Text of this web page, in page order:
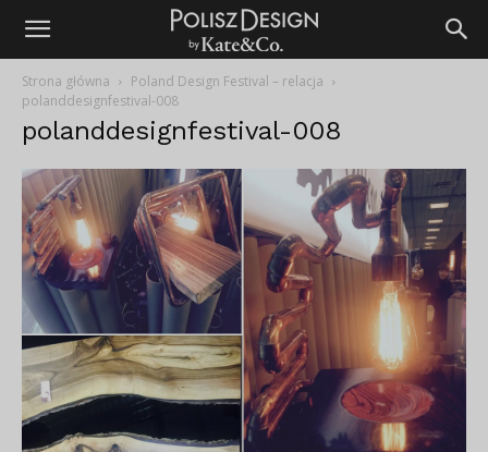
Strona główna
Poland Design Festival – relacja
polanddesignfestival-008
polanddesignfestival-008